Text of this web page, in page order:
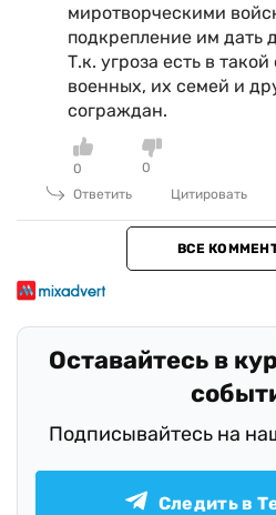
миротворческими
подкрепление им дать
Т.к. угроза есть в
военных, их семей и
сограждан.
0
0
Ответить
Цитировать
ВСЕ
Оставайтесь в
Подписывайтесь на
Следить в